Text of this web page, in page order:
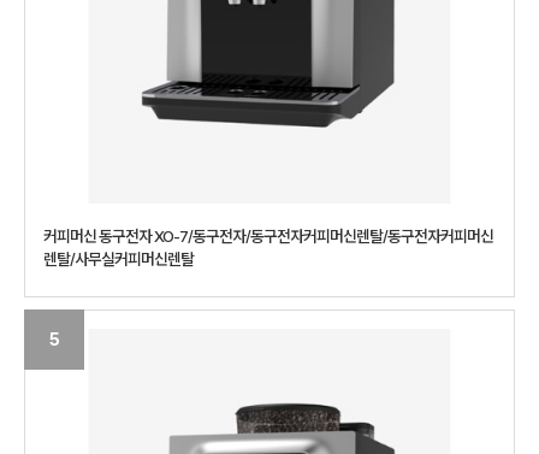
커피머신 동구전자 XO-7/동구전자/동구전자커피머신렌탈/동구전자커피머신
렌탈/사무실커피머신렌탈
5